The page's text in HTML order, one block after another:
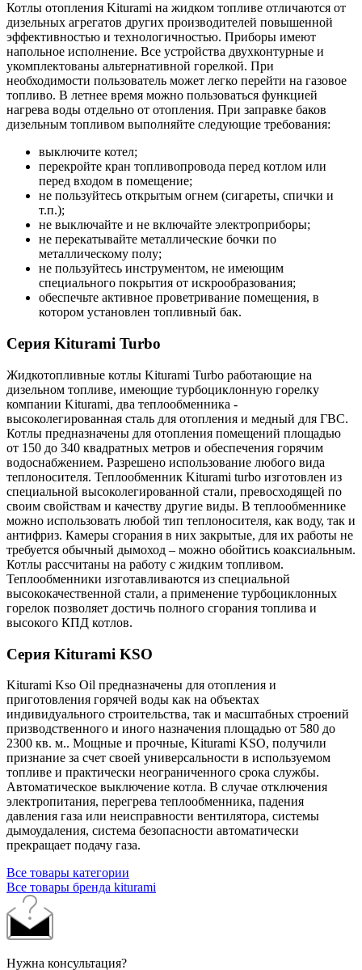
Котлы отопления Kiturami на жидком топливе отличаются от
дизельных агрегатов других производителей повышенной
эффективностью и технологичностью. Приборы имеют
напольное исполнение. Все устройства двухконтурные и
укомплектованы альтернативной горелкой. При
необходимости пользователь может легко перейти на газовое
топливо. В летнее время можно пользоваться функцией
нагрева воды отдельно от отопления. При заправке баков
дизельным топливом выполняйте следующие требования:
выключите котел;
перекройте кран топливопровода перед котлом или
перед входом в помещение;
не пользуйтесь открытым огнем (сигареты, спички и
т.п.);
не выключайте и не включайте электроприборы;
не перекатывайте металлические бочки по
металлическому полу;
не пользуйтесь инструментом, не имеющим
специального покрытия от искрообразования;
обеспечьте активное проветривание помещения, в
котором установлен топливный бак.
Серия Kiturami Turbo
Жидкотопливные котлы Kiturami Turbo работающие на
дизельном топливе, имеющие турбоциклонную горелку
компании Kiturami, два теплообменника -
высоколегированная сталь для отопления и медный для ГВС.
Котлы предназначены для отопления помещений площадью
от 150 до 340 квадратных метров и обеспечения горячим
водоснабжением. Разрешено использование любого вида
теплоносителя. Теплообменник Kiturami turbo изготовлен из
специальной высоколегированной стали, превосходящей по
своим свойствам и качеству другие виды. В теплообменнике
можно использовать любой тип теплоносителя, как воду, так и
антифриз. Камеры сгорания в них закрытые, для их работы не
требуется обычный дымоход – можно обойтись коаксиальным.
Котлы рассчитаны на работу с жидким топливом.
Теплообменники изготавливаются из специальной
высококачественной стали, а применение турбоциклонных
горелок позволяет достичь полного сгорания топлива и
высокого КПД котлов.
Серия Kiturami KSO
Kiturami Kso Oil предназначены для отопления и
приготовления горячей воды как на объектах
индивидуального строительства, так и масштабных строений
призводственного и иного назначения площадью от 580 до
2300 кв. м.. Мощные и прочные, Kiturami KSO, получили
признание за счет своей универсальности в используемом
топливе и практически неограниченного срока службы.
Автоматическое выключение котла. В случае отключения
электропитания, перегрева теплообменника, падения
давления газа или неисправности вентилятора, системы
дымоудаления, система безопасности автоматически
прекращает подачу газа.
Все товары категории
Все товары бренда kiturami
Нужна консультация?